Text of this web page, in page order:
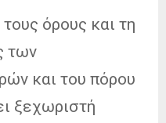
όρους και τη
των
και του πόρου
ξεχωριστή